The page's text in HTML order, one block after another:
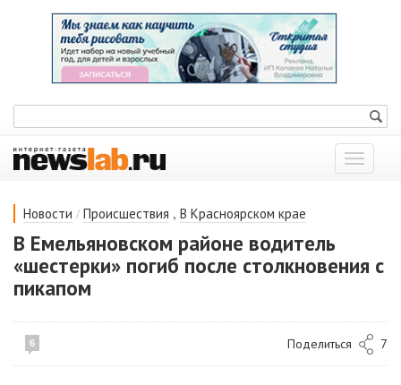
Показать
меню
Новости / Происшествия , В Красноярском крае
В Емельяновском районе водитель
«шестерки» погиб после столкновения с
пикапом
6 Поделиться 7